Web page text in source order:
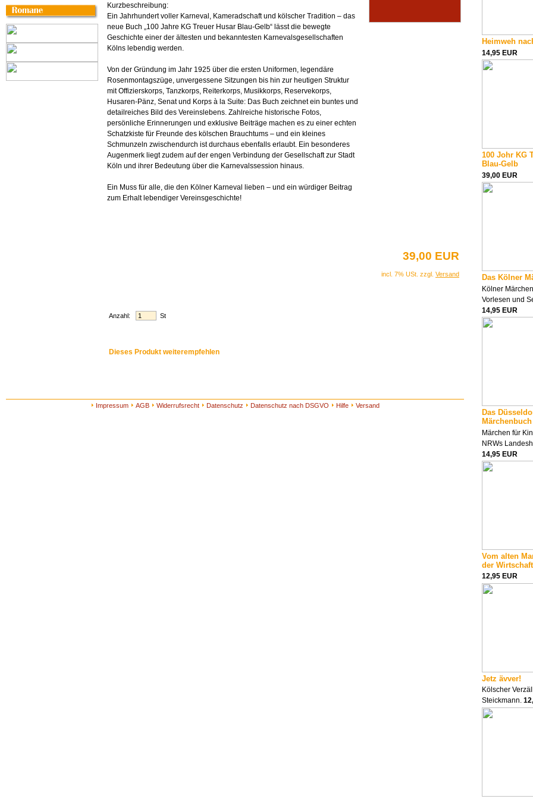
Kurzbeschreibung:
Ein Jahrhundert voller Karneval, Kameradschaft und kölscher Tradition – das
neue Buch „100 Jahre KG Treuer Husar Blau-Gelb“ lässt die bewegte
Geschichte einer der ältesten und bekanntesten Karnevalsgesellschaften
Kölns lebendig werden.
Von der Gründung im Jahr 1925 über die ersten Uniformen, legendäre
Rosenmontagszüge, unvergessene Sitzungen bis hin zur heutigen Struktur
mit Offizierskorps, Tanzkorps, Reiterkorps, Musikkorps, Reservekorps,
Husaren-Pänz, Senat und Korps à la Suite: Das Buch zeichnet ein buntes und
detailreiches Bild des Vereinslebens. Zahlreiche historische Fotos,
persönliche Erinnerungen und exklusive Beiträge machen es zu einer echten
Schatzkiste für Freunde des kölschen Brauchtums – und ein kleines
Schmunzeln zwischendurch ist durchaus ebenfalls erlaubt. Ein besonderes
Augenmerk liegt zudem auf der engen Verbindung der Gesellschaft zur Stadt
Köln und ihrer Bedeutung über die Karnevalssession hinaus.
Ein Muss für alle, die den Kölner Karneval lieben – und ein würdiger Beitrag
zum Erhalt lebendiger Vereinsgeschichte!
39,00 EUR
incl. 7% USt. zzgl. Versand
Anzahl: St
Dieses Produkt weiterempfehlen
Impressum AGB Widerrufsrecht Datenschutz Datenschutz nach DSGVO Hilfe Versand
Heimweh
14,95 EUR
100 Johr KG
Blau-Gelb
39,00 EUR
Das Kölner
Kölner
Vorlesen und
14,95 EUR
Das
Märchenbuch
Märchen für
NRWs
14,95 EUR
Vom alten
der
12,95 EUR
Jetz ävver!
Kölscher
Steickmann.